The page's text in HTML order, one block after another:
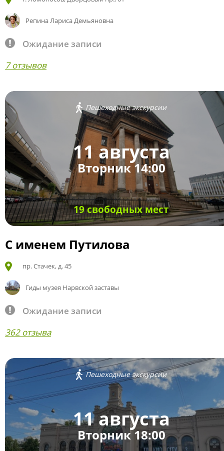
Репина Лариса Демьяновна
Ожидание записи
7 отзывов
Пешеходные экскурсии
11 августа
Вторник 14:00
19 свободных мест
С именем Путилова
пр. Стачек, д. 45
Гиды музея Нарвской заставы
Ожидание записи
362 отзыва
Пешеходные экскурсии
11 августа
Вторник 18:00